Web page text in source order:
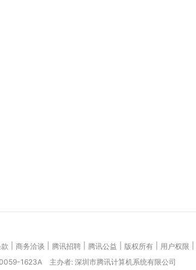
商务洽谈 腾讯招聘 腾讯公益 版权所有 用户权限
1623A 主办者: 深圳市腾讯计算机系统有限公司